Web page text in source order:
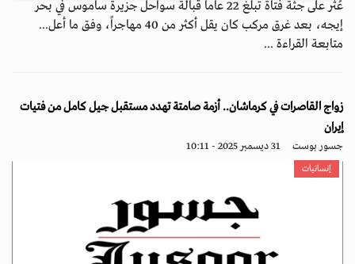
عُثر على جثة فتاة تبلغ 22 عاماً قبالة سواحل جزيرة ساموس في بحر
إيجه، بعد غرق مركب كان يقل أكثر من 40 مهاجراً، وفق ما أعل...
متابعة القراءة ...
زواج القاصرات في كرماشان.. أزمة صامتة تهدد مستقبل جيل كامل من فتيات
إيران
جسور بوست 31 ديسمبر 2025 - 10:11
إنسانيات